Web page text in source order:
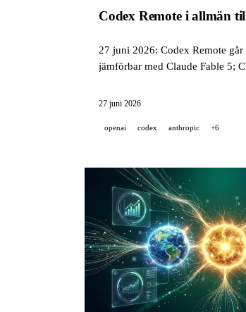
Codex Remote i allmän
27 juni 2026: Codex Remote
jämförbar med Claude Fable 5;
27 juni 2026
openai codex anthropic +6